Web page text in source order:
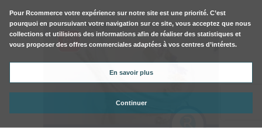
Pour Rcommerce votre expérience sur notre site est une priorité. C’est
pourquoi en poursuivant votre navigation sur ce site, vous acceptez que nous
collections et utilisions des informations afin de réaliser des statistiques et
vous proposer des offres commerciales adaptées à vos centres d’intérets.
En savoir plus
Continuer